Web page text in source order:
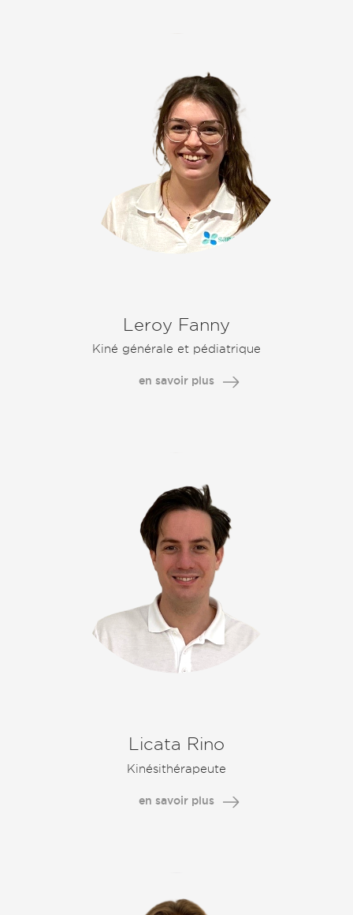
Leroy Fanny
Kiné générale et pédiatrique
en savoir plus
Licata Rino
Kinésithérapeute
en savoir plus